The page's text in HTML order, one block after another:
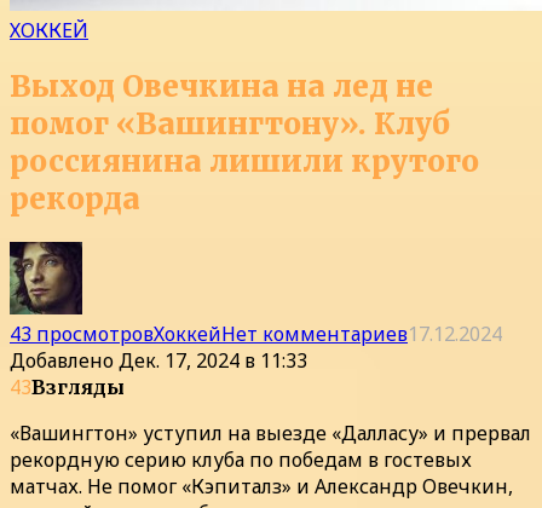
ХОККЕЙ
Выход Овечкина на лед не
помог «Вашингтону». Клуб
россиянина лишили крутого
рекорда
43 просмотровХоккейНет комментариев17.12.2024
ДобавленоДек. 17, 2024 в 11:33
43Взгляды
«Вашингтон» уступил на выезде «Далласу» и прервал
рекордную серию клуба по победам в гостевых
матчах. Не помог «Кэпиталз» и Александр Овечкин,